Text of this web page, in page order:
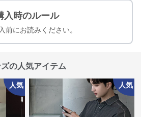
入時のルール
前にお読みください。
の人気アイテム
人気 人気